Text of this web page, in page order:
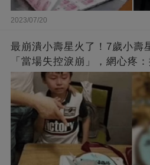
2023/07/20
最崩潰小壽星火了！7歲小壽
「當場失控淚崩」，網心疼